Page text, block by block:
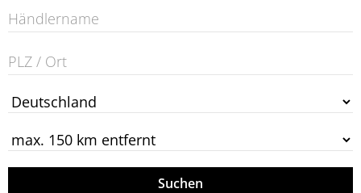
Suchen